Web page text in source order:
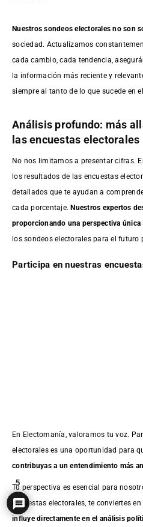
Nuestros sondeos electorales no son
sociedad. Actualizamos
cada cambio, cada tendencia,
la información más reciente y
siempre al tanto de lo que sucede en
Análisis profundo: más
las encuestas electorales
No nos limitamos a presentar cifras.
los resultados de las encuestas
detallados que te ayudan a
cada porcentaje.Nuestros expertos
proporcionando una perspectiva única
los sondeos electorales para el futuro
Participa en nuestras
En Electomanía, valoramos tu voz.
electorales es una oportunidad para
contribuyas a un entendimiento más
Tu perspectiva es esencial para
encuestas electorales, te conviertes
influye directamente en el análisis
5